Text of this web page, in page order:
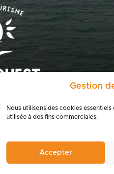
Gestion
Nous utilisons des cookies
utilisée à des fins commerciales.
Accepter
Boutique du terroir